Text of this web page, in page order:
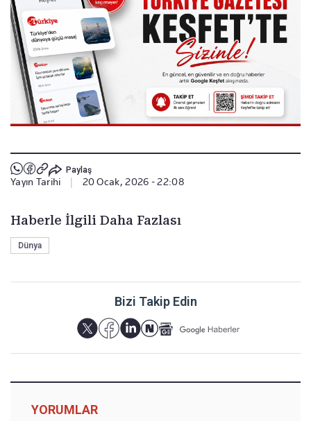
Paylaş
Yayın Tarihi 20 Ocak, 2026 - 22:08
Haberle İlgili Daha Fazlası
Dünya
Bizi Takip Edin
YORUMLAR